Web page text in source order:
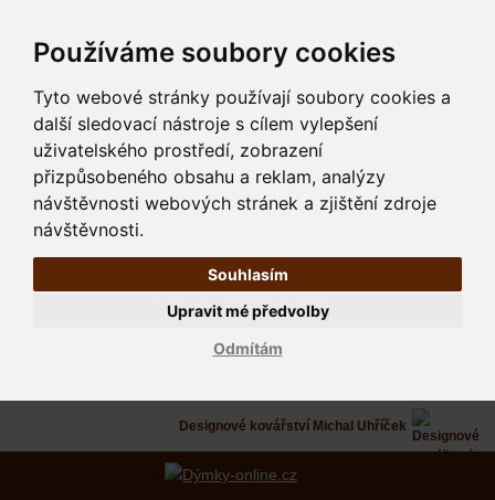
Používáme soubory cookies
Tyto webové stránky používají soubory cookies a
další sledovací nástroje s cílem vylepšení
uživatelského prostředí, zobrazení
přizpůsobeného obsahu a reklam, analýzy
návštěvnosti webových stránek a zjištění zdroje
návštěvnosti.
Souhlasím
Odmítám
Upravit mé předvolby
Designové kovářství Michal Uhříček